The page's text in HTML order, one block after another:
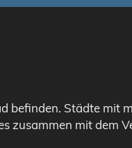
befinden. Städte mit
zusammen mit dem